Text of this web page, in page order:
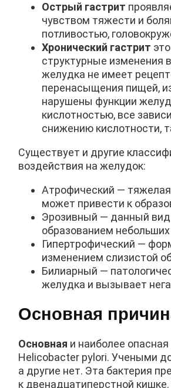
Острый гастрит
чувством тяжести и
потливостью,
Хронический гастрит
структурные изменения
желудка не имеет
перенасыщения пищей,
нарушены функции
кислотностью, все
снижению кислотности,
Существует и другие
воздействия на желудок:
Атрофический — тяжелая
может привести к
Эрозивный — данный вид
образованием
Гипертрофический —
изменением слизистой
Билиарный —
желудка и вызывает
Основная
Основная и наиболее
Helicobacter pylori. Учеными
а другие нет. Эта бактерия
к двенадцатиперстной